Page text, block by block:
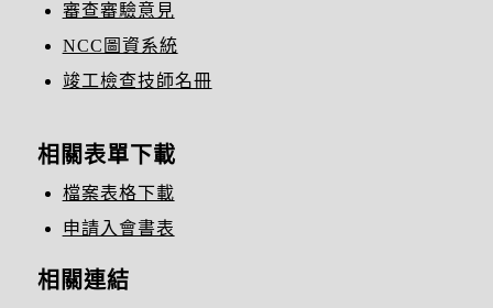
審查審驗意見
NCC圖資系統
竣工檢查技師名冊
相關表單下載
檔案表格下載
申請入會書表
相關連結